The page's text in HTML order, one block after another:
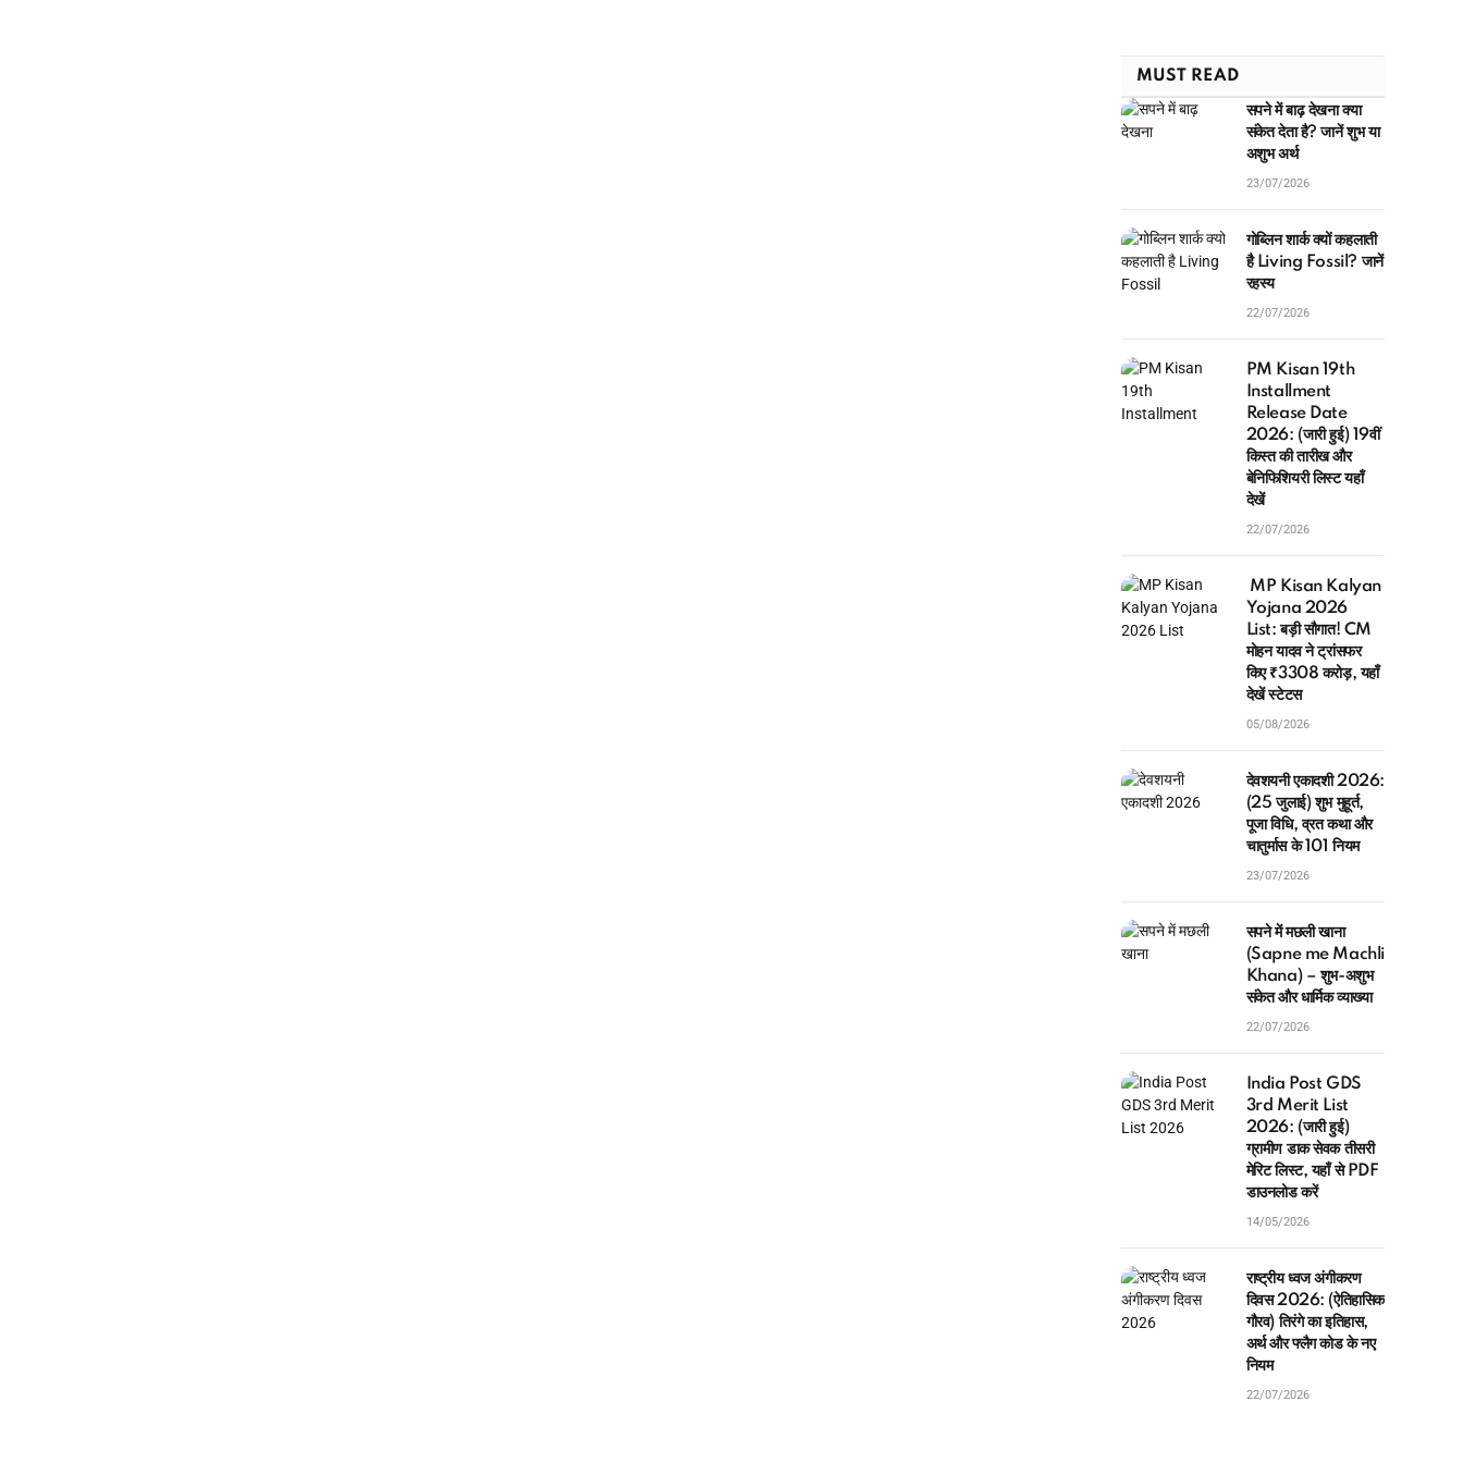
MUST READ
सपने में बाढ़ देखना क्या
संकेत देता है? जानें शुभ या
अशुभ अर्थ
गोब्लिन शार्क क्यों कहलाती
है Living Fossil? जानें
रहस्य
PM Kisan 19th
Installment
Release Date
2026: (जारी हुई) 19वीं
किस्त की तारीख और
बेनिफिशियरी लिस्ट यहाँ
देखें
MP Kisan Kalyan
Yojana 2026
List: बड़ी सौगात! CM
मोहन यादव ने ट्रांसफर
किए ₹3308 करोड़, यहाँ
देखें स्टेटस
देवशयनी एकादशी 2026:
(25 जुलाई) शुभ मुहूर्त,
पूजा विधि, व्रत कथा और
चातुर्मास के 101 नियम
सपने में मछली खाना
(Sapne me Machli
Khana) – शुभ-अशुभ
संकेत और धार्मिक व्याख्या
India Post GDS
3rd Merit List
2026: (जारी हुई)
ग्रामीण डाक सेवक तीसरी
मेरिट लिस्ट, यहाँ से PDF
डाउनलोड करें
राष्ट्रीय ध्वज अंगीकरण
दिवस 2026: (ऐतिहासिक
गौरव) तिरंगे का इतिहास,
अर्थ और फ्लैग कोड के नए
नियम